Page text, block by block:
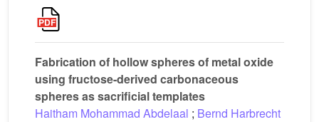
Fabrication of hollow spheres of metal oxide
using fructose-derived carbonaceous
spheres as sacrificial templates
Haitham Mohammad Abdelaal ; Bernd Harbrecht